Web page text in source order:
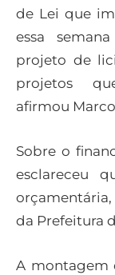
de Lei que
essa
projeto de
projetos
afirmou
Sobre o
esclareceu
da Prefeitura
A montagem